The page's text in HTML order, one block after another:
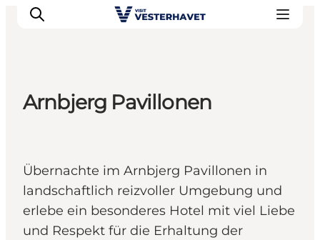
Unsere Städte
Essen & Übernachtung
Tickets kaufen
Plane deine Reise
Arnbjerg Pavillonen
Übernachte im Arnbjerg Pavillonen in
landschaftlich reizvoller Umgebung und
erlebe ein besonderes Hotel mit viel Liebe
und Respekt für die Erhaltung der